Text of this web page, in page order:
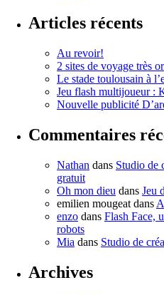
Articles récents
Au revoir!
2 sites de voyage très
Le stade toulousain à
Jeu flash multijoueur :
Nouvelle publicité
Commentaires
Nathan dans Studio de
gratuit
Oh mon dieu dans Jeu
emilien mougeat dans
enzo dans Flash Face,
robots
Mia dans Studio de
Archives